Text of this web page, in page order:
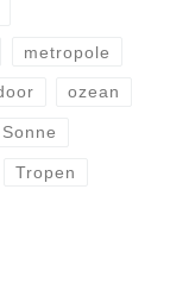
metropole
ozean
Sonne
Tropen